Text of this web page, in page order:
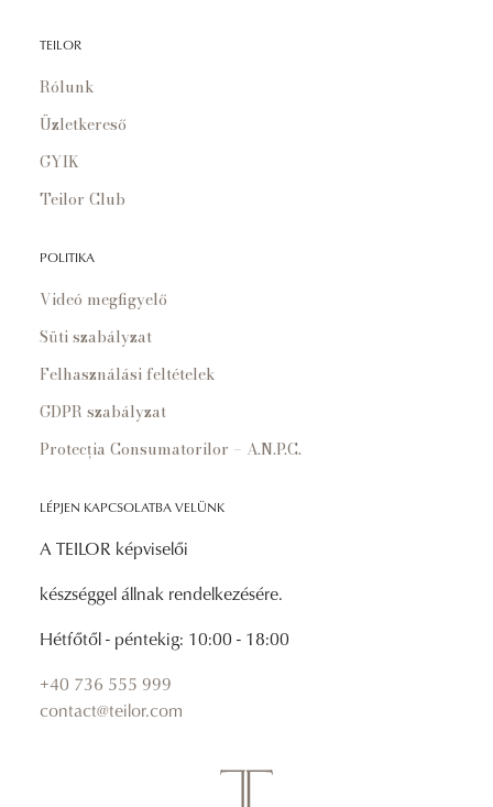
TEILOR
Rólunk
Üzletkereső
GYIK
Teilor Club
POLITIKA
Videó megfigyelő
Süti szabályzat
Felhasználási feltételek
GDPR szabályzat
Protecția Consumatorilor – A.N.P.C.
LÉPJEN KAPCSOLATBA VELÜNK
A TEILOR képviselői
készséggel állnak rendelkezésére.
Hétfőtől - péntekig: 10:00 - 18:00
+40 736 555 999
contact@teilor.com